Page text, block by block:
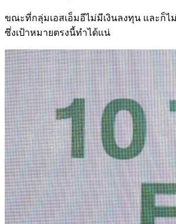
ขณะที่กลุ่มเอสเอ็มอีไม่มีเงินลงทุน และก็ไ
ซึ่งเป้าหมายตรงนี้ทำได้แน่